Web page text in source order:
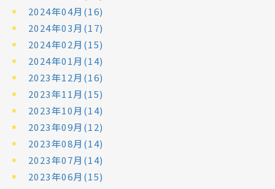
2024年04月(16)
2024年03月(17)
2024年02月(15)
2024年01月(14)
2023年12月(16)
2023年11月(15)
2023年10月(14)
2023年09月(12)
2023年08月(14)
2023年07月(14)
2023年06月(15)